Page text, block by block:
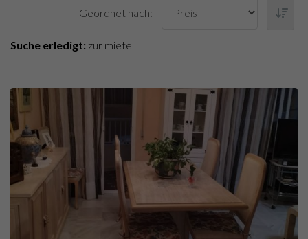
Geordnet nach:
Suche erledigt: zur miete